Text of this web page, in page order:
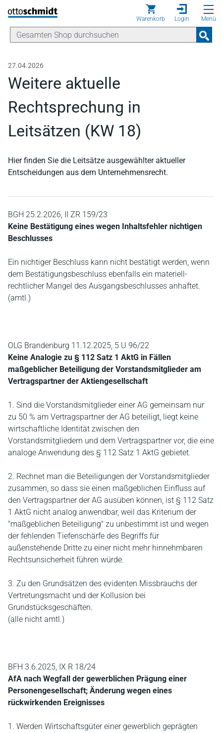
Direkt zum Inhalt
Warenkorb Login Menü
27.04.2026
Weitere aktuelle
Rechtsprechung in
Leitsätzen (KW 18)
Hier finden Sie die Leitsätze ausgewählter aktueller
Entscheidungen aus dem Unternehmensrecht.
BGH 25.2.2026, II ZR 159/23
Keine Bestätigung eines wegen Inhaltsfehler nichtigen
Beschlusses
Ein nichtiger Beschluss kann nicht bestätigt werden, wenn
dem Bestätigungsbeschluss ebenfalls ein materiell-
rechtlicher Mangel des Ausgangsbeschlusses anhaftet.
(amtl.)
OLG Brandenburg 11.12.2025, 5 U 96/22
Keine Analogie zu § 112 Satz 1 AktG in Fällen
maßgeblicher Beteiligung der Vorstandsmitglieder am
Vertragspartner der Aktiengesellschaft
1. Sind die Vorstandsmitglieder einer AG gemeinsam nur
zu 50 % am Vertragspartner der AG beteiligt, liegt keine
wirtschaftliche Identität zwischen den
Vorstandsmitgliedern und dem Vertragspartner vor, die eine
analoge Anwendung des § 112 Satz 1 AktG gebietet.
2. Rechnet man die Beteiligungen der Vorstandsmitglieder
zusammen, so dass sie einen maßgeblichen Einfluss auf
den Vertragspartner der AG ausüben können, ist § 112 Satz
1 AktG nicht analog anwendbar, weil das Kriterium der
"maßgeblichen Beteiligung" zu unbestimmt ist und wegen
der fehlenden Tiefenschärfe des Begriffs für
außenstehende Dritte zu einer nicht mehr hinnehmbaren
Rechtsunsicherheit führen würde.
3. Zu den Grundsätzen des evidenten Missbrauchs der
Vertretungsmacht und der Kollusion bei
Grundstücksgeschäften.
(alle nicht amtl.)
BFH 3.6.2025, IX R 18/24
AfA nach Wegfall der gewerblichen Prägung einer
Personengesellschaft; Änderung wegen eines
rückwirkenden Ereignisses
1. Werden Wirtschaftsgüter einer gewerblich geprägten